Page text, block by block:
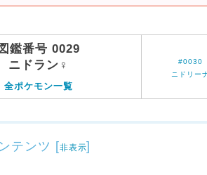
図鑑番号 0029
ニドラン♀
全ポケモン一覧
#0030
ニドリー
テンツ [非表示]